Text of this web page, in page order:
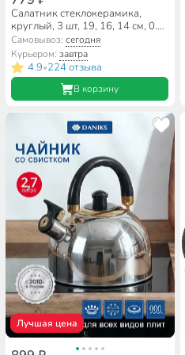
Салатник стеклокерамика,
круглый, 3 шт, 19, 16, 14 см, 0.5,
0.8, 1.4 л, с крышкой,
подарочная упаковка,
Анжелика, Daniks, BY14HDW-
3-T36
Самовывоз:сегодня
Курьером:завтра
4.9•224 отзыва
В корзину
Лучшая цена